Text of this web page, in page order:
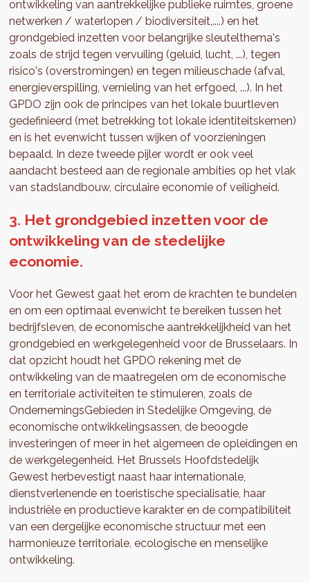
ontwikkeling van aantrekkelijke publieke ruimtes, groene
netwerken / waterlopen / biodiversiteit,....) en het
grondgebied inzetten voor belangrijke sleutelthema's
zoals de strijd tegen vervuiling (geluid, lucht, ...), tegen
risico's (overstromingen) en tegen milieuschade (afval,
energieverspilling, vernieling van het erfgoed, ...). In het
GPDO zijn ook de principes van het lokale buurtleven
gedefinieerd (met betrekking tot lokale identiteitskernen)
en is het evenwicht tussen wijken of voorzieningen
bepaald. In deze tweede pijler wordt er ook veel
aandacht besteed aan de regionale ambities op het vlak
van stadslandbouw, circulaire economie of veiligheid.
3. Het grondgebied inzetten voor de
ontwikkeling van de stedelijke
economie.
Voor het Gewest gaat het erom de krachten te bundelen
en om een optimaal evenwicht te bereiken tussen het
bedrijfsleven, de economische aantrekkelijkheid van het
grondgebied en werkgelegenheid voor de Brusselaars. In
dat opzicht houdt het GPDO rekening met de
ontwikkeling van de maatregelen om de economische
en territoriale activiteiten te stimuleren, zoals de
OndernemingsGebieden in Stedelijke Omgeving, de
economische ontwikkelingsassen, de beoogde
investeringen of meer in het algemeen de opleidingen en
de werkgelegenheid. Het Brussels Hoofdstedelijk
Gewest herbevestigt naast haar internationale,
dienstverlenende en toeristische specialisatie, haar
industriële en productieve karakter en de compatibiliteit
van een dergelijke economische structuur met een
harmonieuze territoriale, ecologische en menselijke
ontwikkeling.